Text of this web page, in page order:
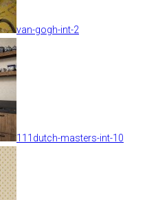
van-gogh-int-2
111dutch-masters-int-10